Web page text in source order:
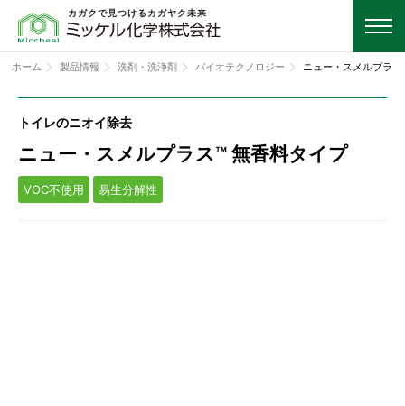
カガクで見つけるカガヤク未来
ホーム 製品情報 洗剤・洗浄剤 バイオテクノロジー ニュー・スメルプラ
トイレのニオイ除去
ニュー・スメルプラス™ 無香料タイプ
VOC不使用 易生分解性